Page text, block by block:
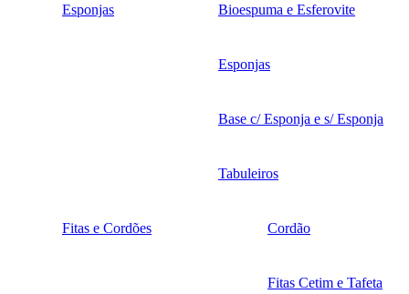
Esponjas Bioespuma e Esferovite
Esponjas
Base c/ Esponja e s/ Esponja
Tabuleiros
Fitas e Cordões Cordão
Fitas Cetim e Tafeta